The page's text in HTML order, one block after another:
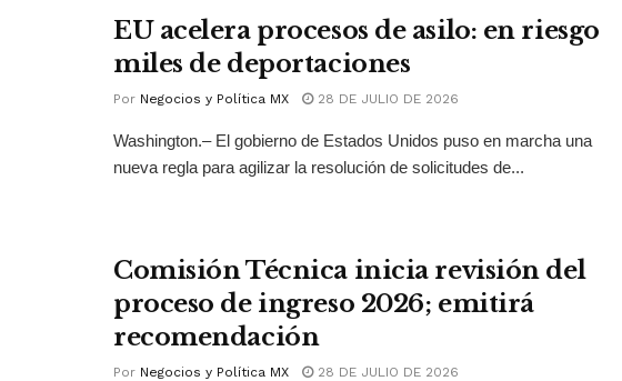
EU acelera procesos de asilo: en riesgo
miles de deportaciones
Por Negocios y Política MX 28 DE JULIO DE 2026
Washington.– El gobierno de Estados Unidos puso en marcha una
nueva regla para agilizar la resolución de solicitudes de...
Comisión Técnica inicia revisión del
proceso de ingreso 2026; emitirá
recomendación
Por Negocios y Política MX 28 DE JULIO DE 2026